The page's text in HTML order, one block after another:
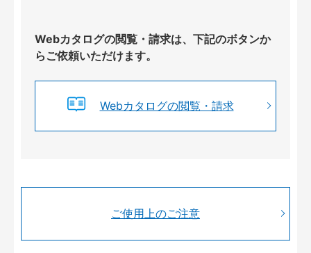
Webカタログの閲覧・請求は、下記のボタンか
らご依頼いただけます。
Webカタログの閲覧・請求
ご使用上のご注意